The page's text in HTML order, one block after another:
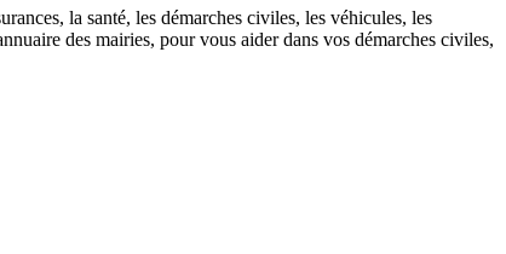
la santé, les démarches civiles, les véhicules, les
des mairies, pour vous aider dans vos démarches civiles,